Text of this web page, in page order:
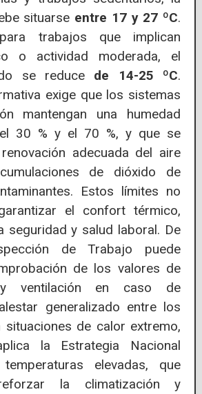
situarse entre 17 y 27 ºC.
trabajos que implican
o actividad moderada, el
se reduce de 14-25 ºC.
exige que los sistemas
mantengan una humedad
30 % y el 70 %, y que se
adecuada del aire
de dióxido de
Estos límites no
el confort térmico,
seguridad y salud laboral. De
de Trabajo puede
de los valores de
y ventilación en caso de
generalizado entre los
situaciones de calor extremo,
la Estrategia Nacional
elevadas, que
la climatización y